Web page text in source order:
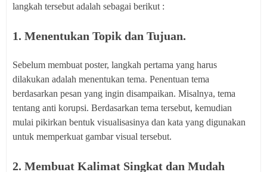
langkah tersebut adalah sebagai berikut :
1. Menentukan Topik dan Tujuan.
Sebelum membuat poster, langkah pertama yang harus
dilakukan adalah menentukan tema. Penentuan tema
berdasarkan pesan yang ingin disampaikan. Misalnya, tema
tentang anti korupsi. Berdasarkan tema tersebut, kemudian
mulai pikirkan bentuk visualisasinya dan kata yang digunakan
untuk memperkuat gambar visual tersebut.
2. Membuat Kalimat Singkat dan Mudah